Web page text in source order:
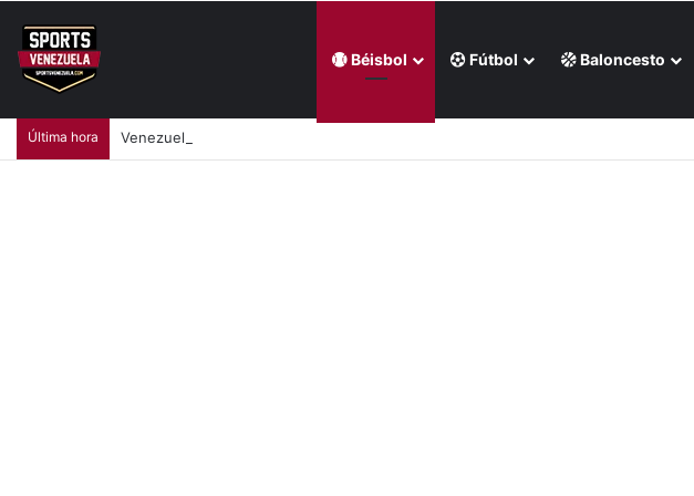
Béisbol Fútbol Baloncesto
Última hora Venezuela no intervendrá en la Serie del Caribe Kids por negación de visa (+Foto)